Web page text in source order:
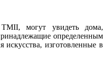
могут увидеть дома,
определенным
искусства, изготовленные в